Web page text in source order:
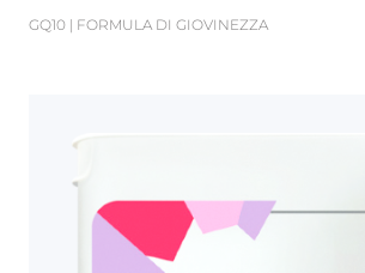
GQ10 | FORMULA DI GIOVINEZZA